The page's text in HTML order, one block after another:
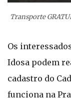
Transporte
Os
Idosa podem
cadastro do
funciona na